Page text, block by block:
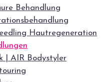
Behandlung
Hautregeneration
| AIR Bodystyler